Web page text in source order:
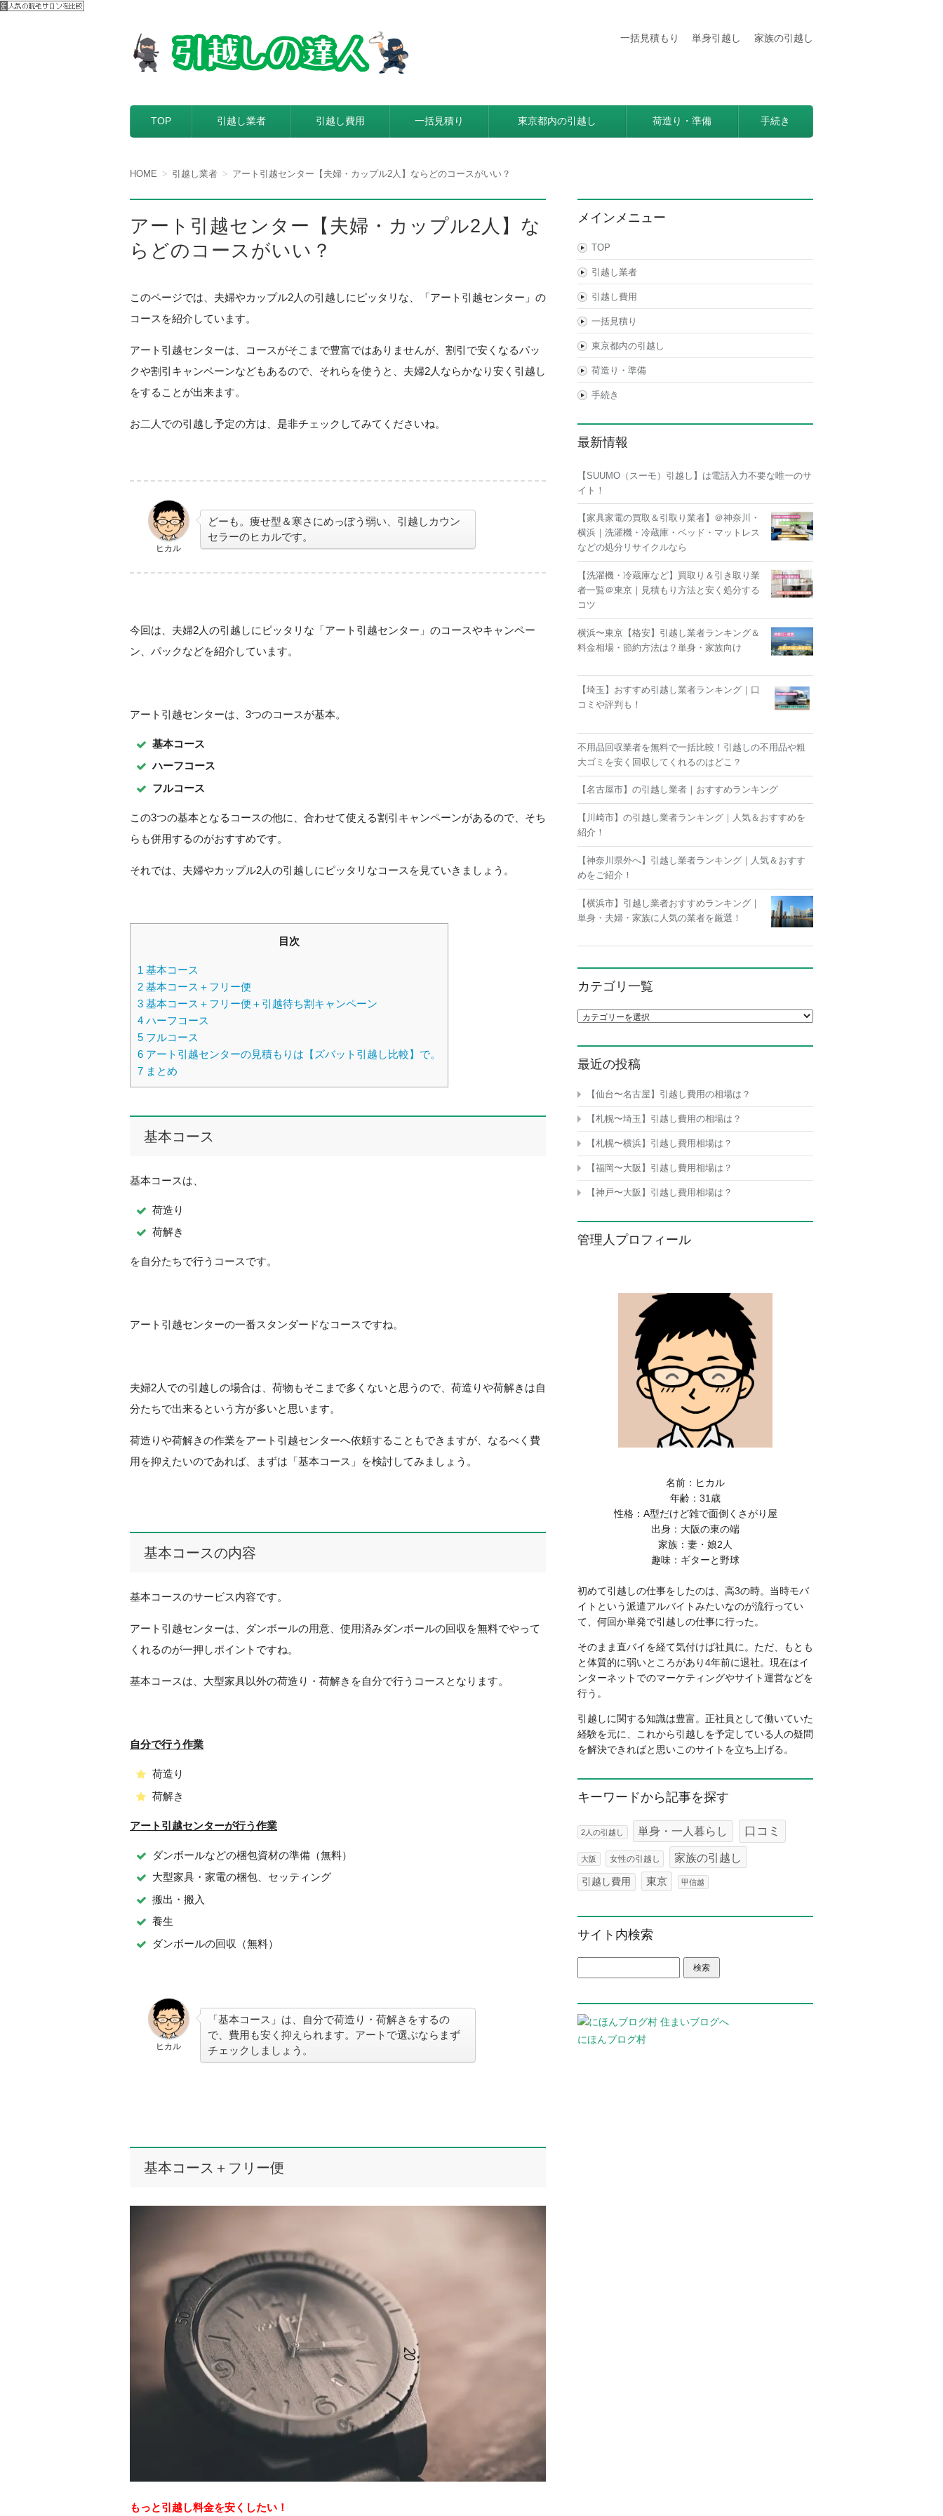
一括見積もり 単身引越し 家族の引越し
コンテンツへ移動
TOP 引越し業者 引越し費用 一括見積り 東京都内の引越し 荷造り・準備 手続き
HOME 引越し業者 アート引越センター【夫婦・カップル2人】ならどのコースがいい？
アート引越センター【夫婦・カップル2人】な
らどのコースがいい？
このページでは、夫婦やカップル2人の引越しにピッタリな、「アート引越センター」の
コースを紹介しています。
アート引越センターは、コースがそこまで豊富ではありませんが、割引で安くなるパッ
クや割引キャンペーンなどもあるので、それらを使うと、夫婦2人ならかなり安く引越し
をすることが出来ます。
お二人での引越し予定の方は、是非チェックしてみてくださいね。
ヒカル
どーも。痩せ型＆寒さにめっぽう弱い、引越しカウン
セラーのヒカルです。
今回は、夫婦2人の引越しにピッタリな「アート引越センター」のコースやキャンペー
ン、パックなどを紹介しています。
アート引越センターは、3つのコースが基本。
基本コース
ハーフコース
フルコース
この3つの基本となるコースの他に、合わせて使える割引キャンペーンがあるので、そち
らも併用するのがおすすめです。
それでは、夫婦やカップル2人の引越しにピッタリなコースを見ていきましょう。
目次
1 基本コース
2 基本コース＋フリー便
3 基本コース＋フリー便＋引越待ち割キャンペーン
4 ハーフコース
5 フルコース
6 アート引越センターの見積もりは【ズバット引越し比較】で。
7 まとめ
基本コース
基本コースは、
荷造り
荷解き
を自分たちで行うコースです。
アート引越センターの一番スタンダードなコースですね。
夫婦2人での引越しの場合は、荷物もそこまで多くないと思うので、荷造りや荷解きは自
分たちで出来るという方が多いと思います。
荷造りや荷解きの作業をアート引越センターへ依頼することもできますが、なるべく費
用を抑えたいのであれば、まずは「基本コース」を検討してみましょう。
基本コースの内容
基本コースのサービス内容です。
アート引越センターは、ダンボールの用意、使用済みダンボールの回収を無料でやって
くれるのが一押しポイントですね。
基本コースは、大型家具以外の荷造り・荷解きを自分で行うコースとなります。
自分で行う作業
荷造り
荷解き
アート引越センターが行う作業
ダンボールなどの梱包資材の準備（無料）
大型家具・家電の梱包、セッティング
搬出・搬入
養生
ダンボールの回収（無料）
ヒカル
「基本コース」は、自分で荷造り・荷解きをするの
で、費用も安く抑えられます。アートで選ぶならまず
チェックしましょう。
基本コース＋フリー便
もっと引越し料金を安くしたい！
メインメニュー
TOP
引越し業者
引越し費用
一括見積り
東京都内の引越し
荷造り・準備
手続き
最新情報
【SUUMO（スーモ）引越し】は電話入力不要な唯一のサ
イト！
【家具家電の買取＆引取り業者】＠神奈川・
横浜｜洗濯機・冷蔵庫・ベッド・マットレス
などの処分リサイクルなら
【洗濯機・冷蔵庫など】買取り＆引き取り業
者一覧＠東京｜見積もり方法と安く処分する
コツ
横浜〜東京【格安】引越し業者ランキング＆
料金相場・節約方法は？単身・家族向け
【埼玉】おすすめ引越し業者ランキング｜口
コミや評判も！
不用品回収業者を無料で一括比較！引越しの不用品や粗
大ゴミを安く回収してくれるのはどこ？
【名古屋市】の引越し業者｜おすすめランキング
【川崎市】の引越し業者ランキング｜人気＆おすすめを
紹介！
【神奈川県外へ】引越し業者ランキング｜人気＆おすす
めをご紹介！
【横浜市】引越し業者おすすめランキング｜
単身・夫婦・家族に人気の業者を厳選！
カテゴリ一覧
カテゴリ一覧
最近の投稿
【仙台〜名古屋】引越し費用の相場は？
【札幌〜埼玉】引越し費用の相場は？
【札幌〜横浜】引越し費用相場は？
【福岡〜大阪】引越し費用相場は？
【神戸〜大阪】引越し費用相場は？
管理人プロフィール
名前：ヒカル
年齢：31歳
性格：A型だけど雑で面倒くさがり屋
出身：大阪の東の端
家族：妻・娘2人
趣味：ギターと野球
初めて引越しの仕事をしたのは、高3の時。当時モバ
イトという派遣アルバイトみたいなのが流行ってい
て、何回か単発で引越しの仕事に行った。
そのまま直バイを経て気付けば社員に。ただ、もとも
と体質的に弱いところがあり4年前に退社。現在はイ
ンターネットでのマーケティングやサイト運営などを
行う。
引越しに関する知識は豊富。正社員として働いていた
経験を元に、これから引越しを予定している人の疑問
を解決できればと思いこのサイトを立ち上げる。
キーワードから記事を探す
2人の引越し 単身・一人暮らし 口コミ
大阪 女性の引越し 家族の引越し
引越し費用 東京 甲信越
サイト内検索
にほんブログ村